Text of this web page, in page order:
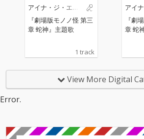
アイナ・ジ・エン
『劇場版モノノ怪 第三
章 蛇神』主題歌
1 track
アイ
『劇
章 蛇
View More Digital
Error.